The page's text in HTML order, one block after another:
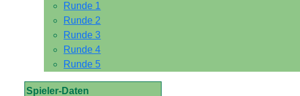
Runde 1
Runde 2
Runde 3
Runde 4
Runde 5
Spieler-Daten